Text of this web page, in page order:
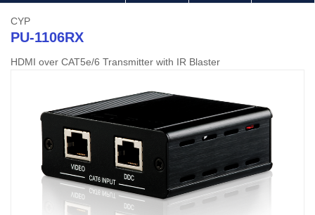
CYP
PU-1106RX
HDMI over CAT5e/6 Transmitter with IR Blaster